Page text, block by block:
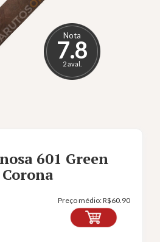
Nota
7.8
2 aval.
601 Green
Preço médio:R$60.90